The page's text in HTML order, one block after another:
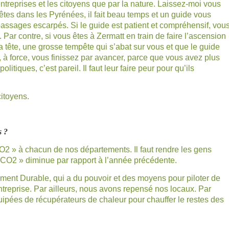
et les citoyens que par la nature. Laissez-moi vous
dans les Pyrénées, il fait beau temps et un guide vous
escarpés. Si le guide est patient et compréhensif,
contre, si vous êtes à Zermatt en train de faire l’ascension
une grosse tempête qui s’abat sur vous et que le guide
force, vous finissez par avancer, parce que vous avez plus
c’est pareil. Il faut leur faire peur pour qu’ils
?
» à chacun de nos départements. Il faut rendre les gens
» diminue par rapport à l’année précédente.
Durable, qui a du pouvoir et des moyens pour piloter de
Par ailleurs, nous avons repensé nos locaux. Par
de récupérateurs de chaleur pour chauffer le restes des